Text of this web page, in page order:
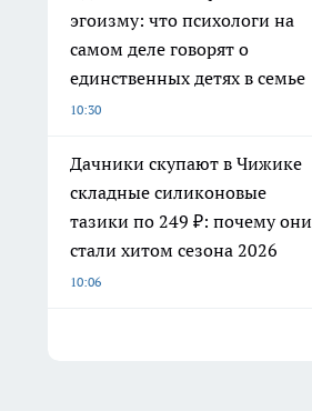
эгоизму: что психологи на
самом деле говорят о
единственных детях в семье
10:30
Дачники скупают в Чижике
складные силиконовые
тазики по 249 ₽: почему они
стали хитом сезона 2026
10:06